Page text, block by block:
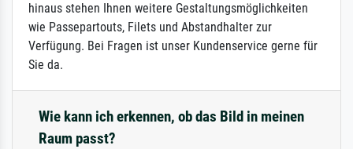
hinaus stehen Ihnen weitere Gestaltungsmöglichkeiten
wie Passepartouts, Filets und Abstandhalter zur
Verfügung. Bei Fragen ist unser Kundenservice gerne für
Sie da.
Wie kann ich erkennen, ob das Bild in meinen
Raum passt?